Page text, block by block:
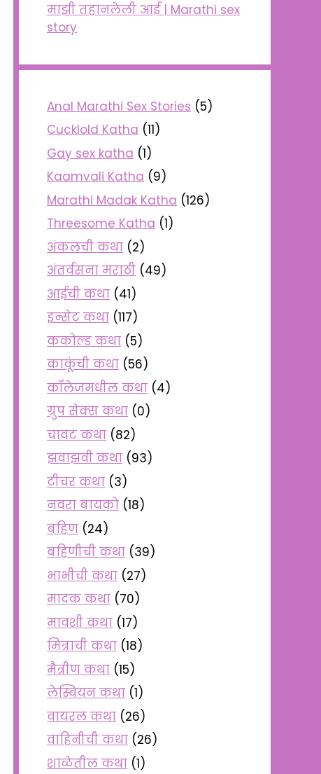
माझी तहानलेली आई | Marathi sex
story
Anal Marathi Sex Stories (5)
Cucklold Katha (11)
Gay sex katha (1)
Kaamvali Katha (9)
Marathi Madak Katha (126)
Threesome Katha (1)
अंकलची कथा (2)
अंतर्वसना मराठी (49)
आईची कथा (41)
इन्सेट कथा (117)
ककोल्ड कथा (5)
काकूंची कथा (56)
कॉलेजमधील कथा (4)
ग्रुप सेक्स कथा (0)
चावट कथा (82)
झवाझवी कथा (93)
टीचर कथा (3)
नवरा बायको (18)
बहिण (24)
बहिणीची कथा (39)
भाभीची कथा (27)
मादक कथा (70)
मावशी कथा (17)
मित्राची कथा (18)
मैत्रीण कथा (15)
लेस्बियन कथा (1)
वायरल कथा (26)
वाहिनीची कथा (26)
शाळेतील कथा (1)